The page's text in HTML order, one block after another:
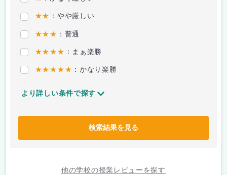
★★ ：やや厳しい
★★★ ：普通
★★★★ ：まぁ楽勝
★★★★★ ：かなり楽勝
より詳しい条件で探す
検索結果を見る
他の学校の授業レビューを探す